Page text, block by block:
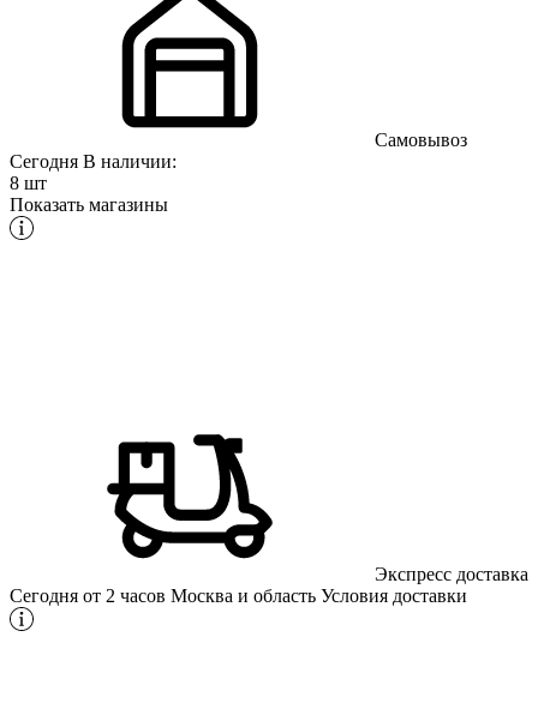
Самовывоз
Сегодня В наличии:
8 шт
Показать магазины
Экспресс доставка
Сегодня от 2 часов Москва и область Условия доставки